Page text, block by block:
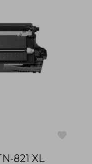
821 XL